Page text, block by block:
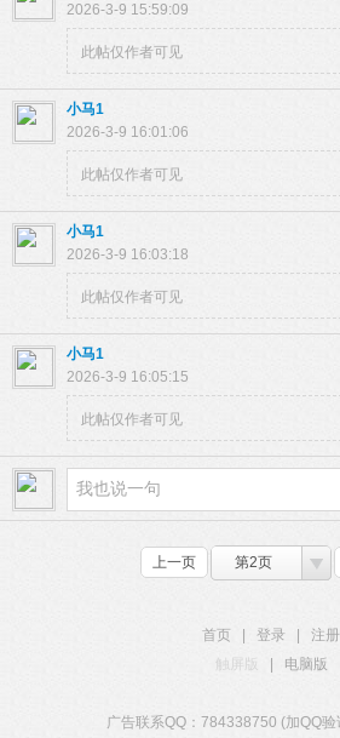
2026-3-9 15:59:09
此帖仅作者可见
小马1
2026-3-9 16:01:06
此帖仅作者可见
小马1
2026-3-9 16:03:18
此帖仅作者可见
小马1
2026-3-9 16:05:15
此帖仅作者可见
上一页 第2页
首页 登录
注册
触屏版
电脑版
广告联系QQ：784338750 (加QQ